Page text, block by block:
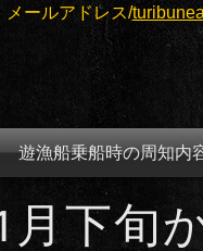
下旬
メールアドレス/
遊漁船乗船時の周知内